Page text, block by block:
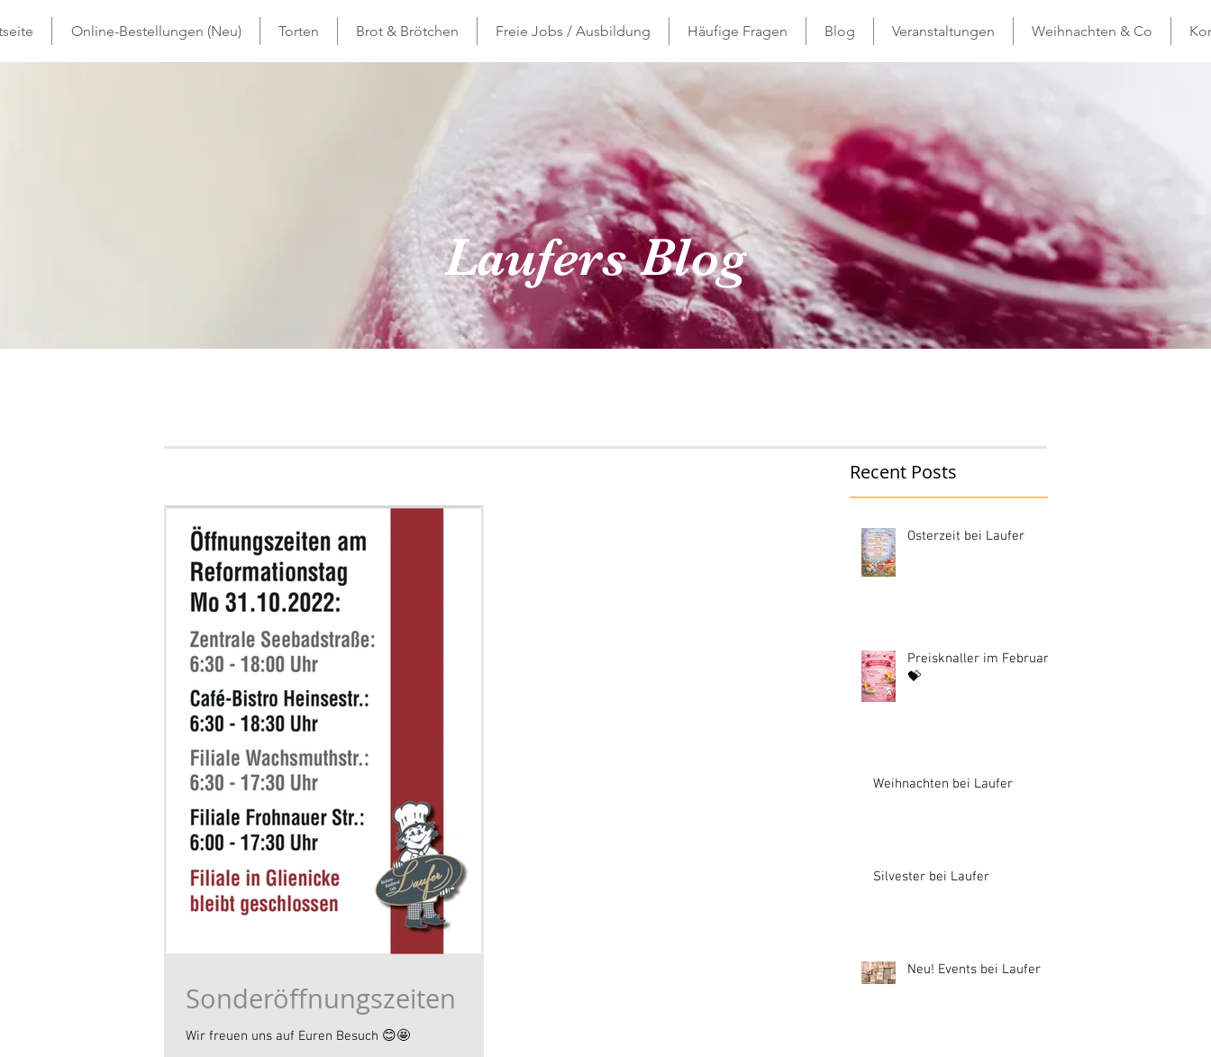
Online-Bestellungen (Neu) Torten Brot & Brötchen Freie Jobs / Ausbildung Häufige Fragen Blog Veranstaltungen Weihnachten & Co
Laufers Blog
Recent Posts
Sonderöffnungszeiten
Wir freuen uns auf Euren Besuch 😊🤩
Osterzeit bei Laufer
Preisknaller im Februar
💝
Weihnachten bei Laufer
Silvester bei Laufer
Neu! Events bei Laufer